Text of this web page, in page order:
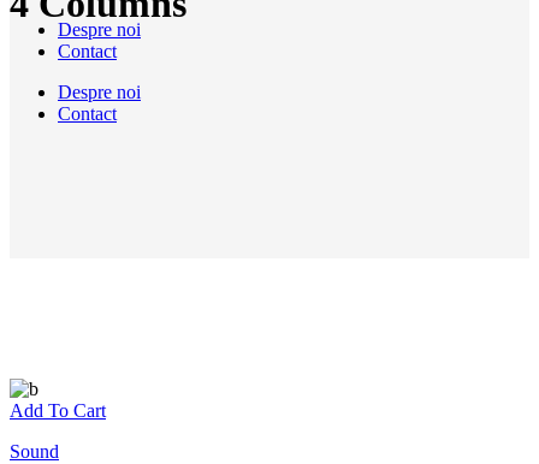
Despre noi
Contact
Despre noi
Contact
Add To Cart
Sound